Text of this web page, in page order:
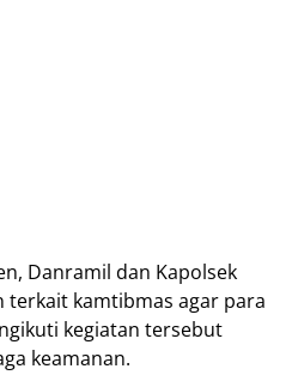
Danramil dan Kapolsek
terkait kamtibmas agar para
kegiatan tersebut
keamanan.